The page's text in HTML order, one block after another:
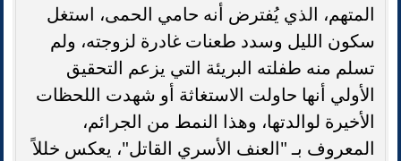
المتهم، الذي يُفترض أنه حامي الحمى، استغل
سكون الليل وسدد طعنات غادرة لزوجته، ولم
تسلم منه طفلته البريئة التي يزعم التحقيق
الأولي أنها حاولت الاستغاثة أو شهدت اللحظات
الأخيرة لوالدتها، وهذا النمط من الجرائم،
المعروف بـ "العنف الأسري القاتل"، يعكس خللاً